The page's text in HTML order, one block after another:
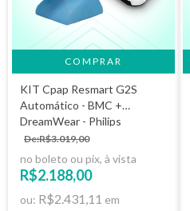
KIT Cpap Resmart G2S
Automático - BMC +
DreamWear - Philips
De:R$3.019,00
no boleto ou pix, à vista
R$2.188,00
ou: R$2.431,11 em